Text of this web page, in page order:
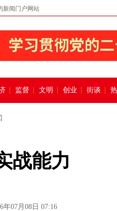
新闻门户网站
监督 文明 创业 街谈
战能力
年07月08日 07:16